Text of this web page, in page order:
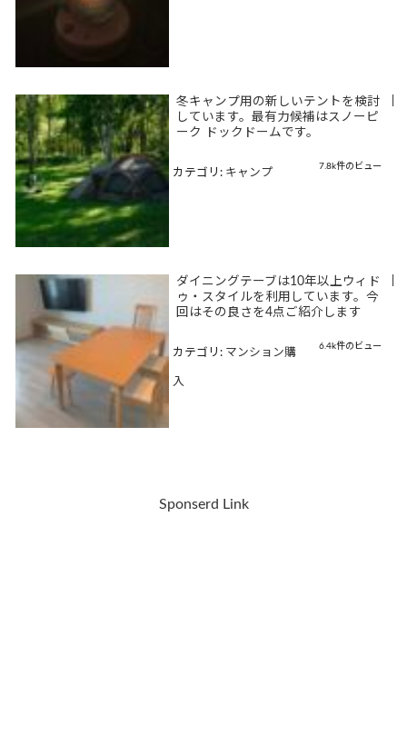
冬キャンプ用の新しいテントを検討
しています。最有力候補はスノーピ
ーク ドックドームです。
7.8k件のビュー
カテゴリ: キャンプ
ダイニングテーブは10年以上ウィド
ゥ・スタイルを利用しています。今
回はその良さを4点ご紹介します
6.4k件のビュー
カテゴリ: マンション購
入
Sponserd Link